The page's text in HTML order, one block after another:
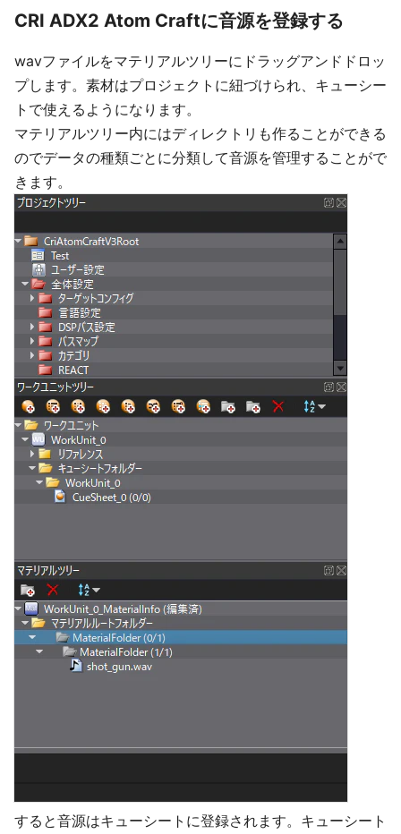
CRI ADX2 Atom Craftに音源を登録する
wavファイルをマテリアルツリーにドラッグアンドドロッ
プします。素材はプロジェクトに紐づけられ、キューシー
トで使えるようになります。
マテリアルツリー内にはディレクトリも作ることができる
のでデータの種類ごとに分類して音源を管理することがで
きます。
すると音源はキューシートに登録されます。キューシート